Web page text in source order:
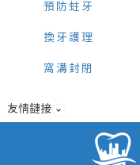
預防蛀牙
換牙護理
窩溝封閉
友情鏈接